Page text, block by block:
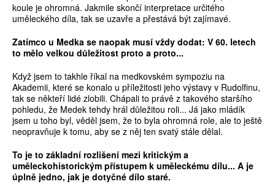
koule je ohromná. Jakmile skončí interpretace určitého
uměleckého díla, tak se uzavře a přestává být zajímavé.
Zatímco u Medka se naopak musí vždy dodat: V 60. letech
to mělo velkou důležitost proto a proto...
Když jsem to takhle říkal na medkovském sympoziu na
Akademii, které se konalo u příležitosti jeho výstavy v Rudolfinu,
tak se někteří lidé zlobili. Chápali to právě z takového staršího
pohledu, že Medek tehdy hrál důležitou roli... Já jako mládík
jsem u toho byl, věděl jsem, že to byla ohromná role, ale to ještě
neopravňuje k tomu, aby se z něj ten svatý stále dělal.
To je to základní rozlišení mezi kritickým a
uměleckohistorickým přístupem k uměleckému dílu... A je
úplně jedno, jak je dotyčné dílo staré.